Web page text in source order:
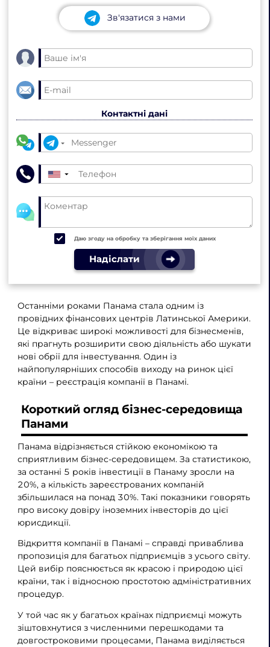
Зв'язатися з нами
Контактні дані
▼
Даю згоду на обробку та зберігання моїх даних
Надіслати
Останніми роками Панама стала одним із
провідних фінансових центрів Латинської Америки.
Це відкриває широкі можливості для бізнесменів,
які прагнуть розширити свою діяльність або шукати
нові обрії для інвестування. Один із
найпопулярніших способів виходу на ринок цієї
країни – реєстрація компанії в Панамі.
Короткий огляд бізнес-середовища
Панами
Панама відрізняється стійкою економікою та
сприятливим бізнес-середовищем. За статистикою,
за останні 5 років інвестиції в Панаму зросли на
20%, а кількість зареєстрованих компаній
збільшилася на понад 30%. Такі показники говорять
про високу довіру іноземних інвесторів до цієї
юрисдикції.
Відкриття компанії в Панамі – справді приваблива
пропозиція для багатьох підприємців з усього світу.
Цей вибір пояснюється як красою і природою цієї
країни, так і відносною простотою адміністративних
процедур.
У той час як у багатьох країнах підприємці можуть
зіштовхнутися з численними перешкодами та
довгостроковими процесами, Панама виділяється